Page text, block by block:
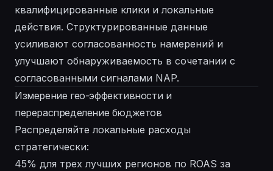
квалифицированные клики и локальные
действия. Структурированные данные
усиливают согласованность намерений и
улучшают обнаруживаемость в сочетании с
согласованными сигналами NAP.
Измерение гео-эффективности и
перераспределение бюджетов
Распределяйте локальные расходы
стратегически:
45% для трех лучших регионов по ROAS за